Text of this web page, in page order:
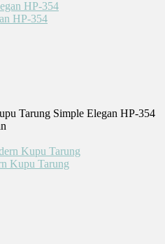
HP-354
Tarung Simple Elegan HP-354
Kupu Tarung